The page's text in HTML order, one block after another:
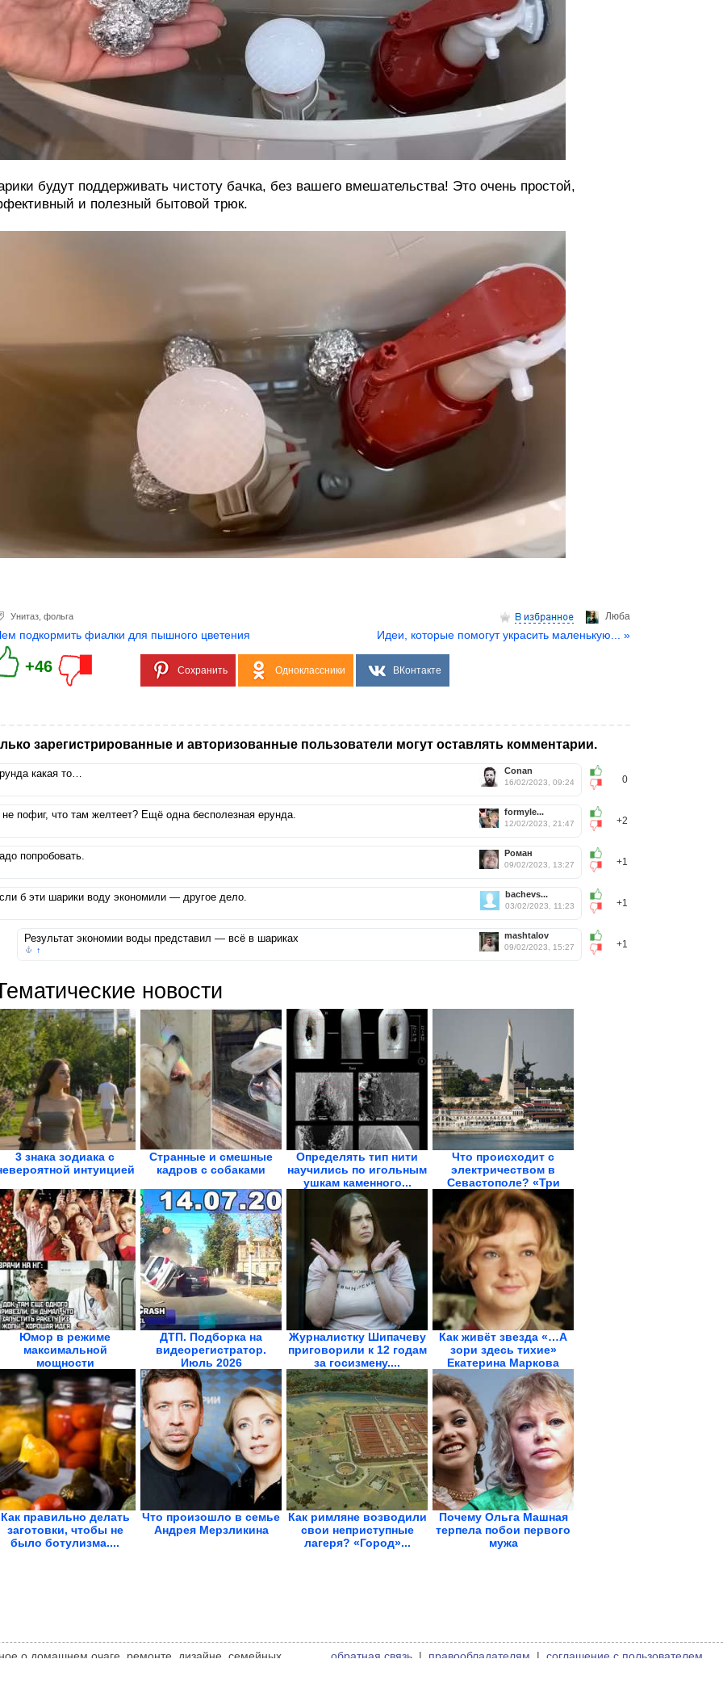
будут поддерживать чистоту бачка, без вашего вмешательства! Это очень простой,
и полезный бытовой трюк.
Люба
Унитаз фольга
подкормить фиалки для пышного цветения Идеи, которые помогут украсить маленькую... »
+46 Сохранить Одноклассники ВКонтакте
зарегистрированные и авторизованные пользователи могут оставлять комментарии.
0
Conan
16/02/2023, 09:24
какая то…
+2
formyle...
12/02/2023, 21:47
пофиг, что там желтеет? Ещё одна бесполезная ерунда.
+1
Роман
09/02/2023, 13:27
попробовать.
+1
bachevs...
03/02/2023, 11:23
б эти шарики воду экономили — другое дело.
+1
mashtalov
09/02/2023, 15:27
Результат экономии воды представил — всё в шариках
↑
новости
3 знака зодиака с
интуицией
Странные и смешные
кадров с собаками
Определять тип нити
научились по игольным
ушкам каменного...
Что происходит с
электричеством в
Севастополе? «Три
часа...
Юмор в режиме
максимальной
мощности
ДТП. Подборка на
видеорегистратор.
Июль 2026
Журналистку Шипачеву
приговорили к 12 годам
за госизмену....
Как живёт звезда «…А
зори здесь тихие»
Екатерина Маркова
Как правильно делать
заготовки, чтобы не
было ботулизма....
Что произошло в семье
Андрея Мерзликина
Как римляне возводили
свои неприступные
лагеря? «Город»...
Почему Ольга Машная
терпела побои первого
мужа
о домашнем очаге, ремонте, дизайне, семейных
обратная связь | правообладателям | соглашение с пользователем